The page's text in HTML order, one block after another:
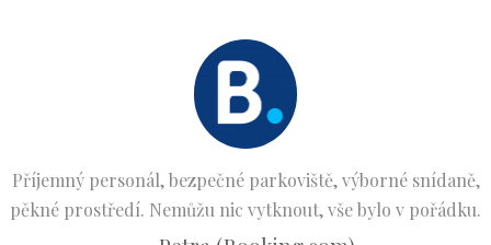
Příjemný personál, bezpečné parkoviště, výborné snídaně,
pěkné prostředí. Nemůžu nic vytknout, vše bylo v pořádku.